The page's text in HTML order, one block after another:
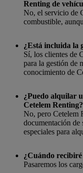
Renting de
No, el servicio de
combustible,
¿Está incluida la
Sí, los clientes de
para la gestión de
conocimiento de
¿Puedo alquilar
Cetelem Renting?
No, pero Cetelem
documentación de
especiales para
¿Cuándo recibiré
Pasaremos los